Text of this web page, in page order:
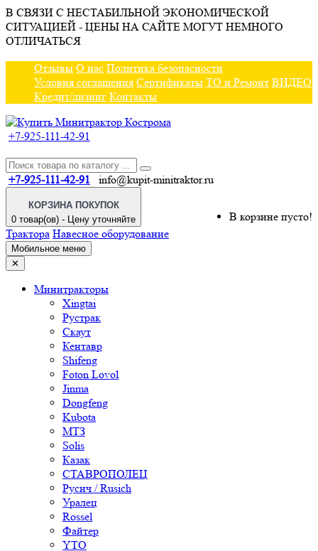
В СВЯЗИ С НЕСТАБИЛЬНОЙ ЭКОНОМИЧЕСКОЙ
СИТУАЦИЕЙ - ЦЕНЫ НА САЙТЕ МОГУТ НЕМНОГО
ОТЛИЧАТЬСЯ
Отзывы О нас Политика безопасности
Условия соглашения Сертификаты ТО и Ремонт ВИДЕО
Кредит/лизинг Контакты
+7-925-111-42-91
+7-925-111-42-91 info@kupit-minitraktor.ru
КОРЗИНА ПОКУПОК
0 товар(ов) - Цену уточняйте
В корзине пусто!
Трактора Навесное оборудование
Мобильное меню
✕
Минитракторы
Xingtai
Рустрак
Скаут
Кентавр
Shifeng
Foton Lovol
Jinma
Dongfeng
Kubota
МТЗ
Solis
Казак
СТАВРОПОЛЕЦ
Русич / Rusich
Уралец
Rossel
Файтер
YTO